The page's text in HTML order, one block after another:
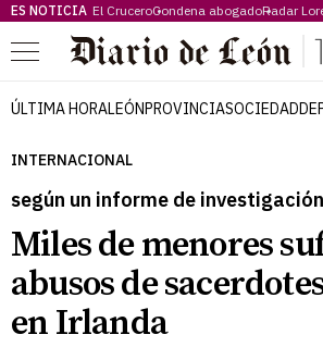
ES NOTICIA El CruceroCondena abogadoRadar
Menú
ÚLTIMA HORALEÓNPROVINCIASOCIEDAD
INTERNACIONAL
según un informe de investigación
Miles de menores
abusos de
en Irlanda